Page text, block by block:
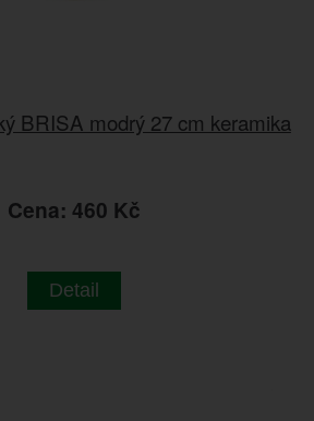
BRISA modrý 27 cm keramika
Cena: 460 Kč
Detail